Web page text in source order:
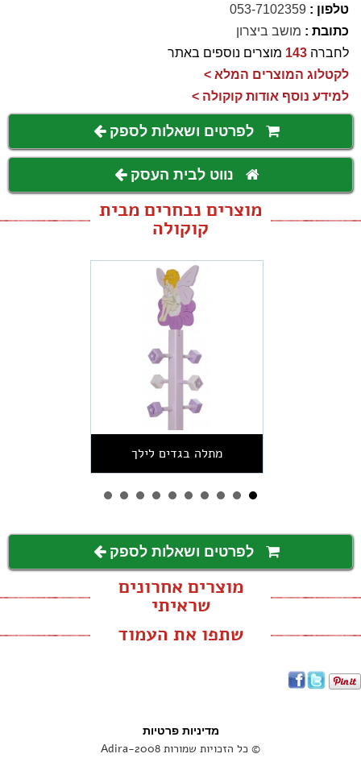
טלפון : 053-7102359
כתובת : מושב ביצרון
לחברה 143 מוצרים נוספים באתר
לקטלוג המוצרים המלא >
למידע נוסף אודות קוקולה >
לפרטים ושאלות לספק
נווט לבית העסק
מוצרים נבחרים מבית
קוקולה
מתלה בגדים לילך
לפרטים ושאלות לספק
מוצרים אחרונים
שראיתי
שתפו את העמוד
מדיניות פרטיות
© כל הזכויות שמורות Adira-2008